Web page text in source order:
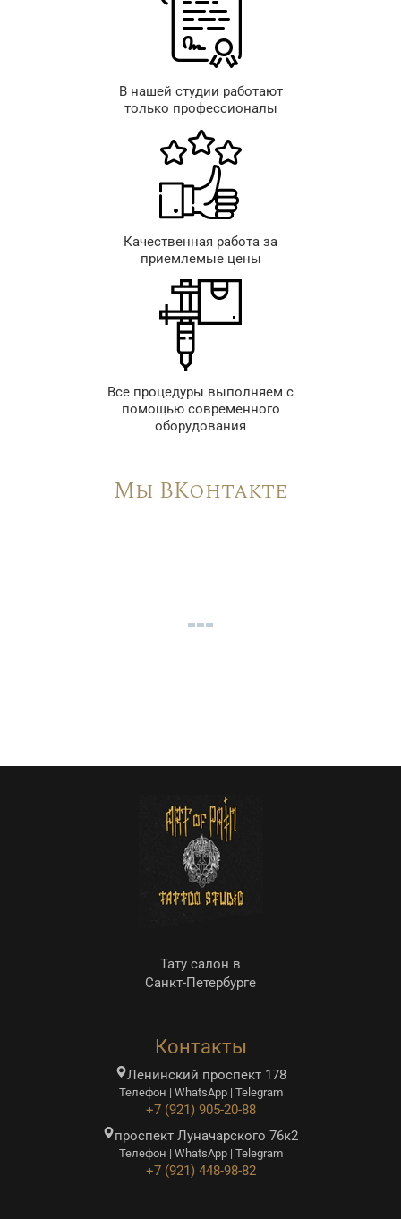
В нашей студии работают
только профессионалы
Качественная работа за
приемлемые цены
Все процедуры выполняем с
помощью современного
оборудования
Мы ВКонтакте
Тату салон в
Санкт-Петербурге
Контакты
Ленинский проспект 178
Телефон | WhatsApp | Telegram
+7 (921) 905-20-88
проспект Луначарского 76к2
Телефон | WhatsApp | Telegram
+7 (921) 448-98-82